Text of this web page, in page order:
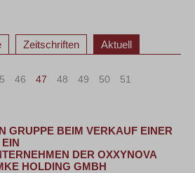
Zeitschriften Aktuell
46 47 48 49 50 51
GRUPPE BEIM VERKAUF EINER
DER OXXYNOVA
HOLDING GMBH